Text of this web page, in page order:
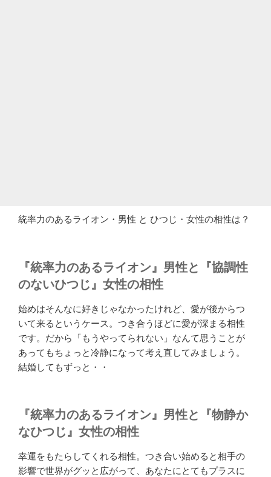
統率力のあるライオン・男性 と ひつじ・女性の相性は？
『統率力のあるライオン』男性と『協調性
のないひつじ』女性の相性
始めはそんなに好きじゃなかったけれど、愛が後からつ
いて来るというケース。つき合うほどに愛が深まる相性
です。だから「もうやってられない」なんて思うことが
あってもちょっと冷静になって考え直してみましょう。
結婚してもずっと・・
『統率力のあるライオン』男性と『物静か
なひつじ』女性の相性
幸運をもたらしてくれる相性。つき合い始めると相手の
影響で世界がグッと広がって、あなたにとてもプラスに